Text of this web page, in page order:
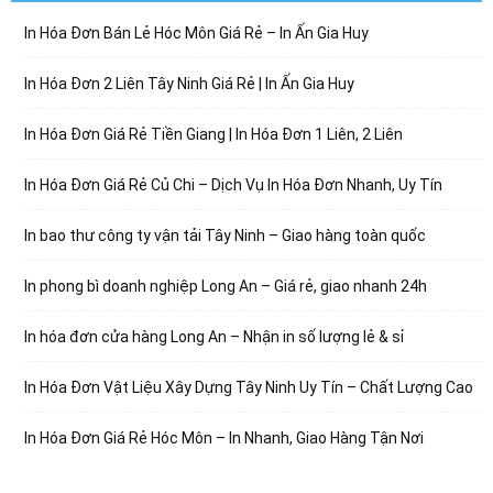
In Hóa Đơn Bán Lẻ Hóc Môn Giá Rẻ – In Ấn Gia Huy
In Hóa Đơn 2 Liên Tây Ninh Giá Rẻ | In Ấn Gia Huy
In Hóa Đơn Giá Rẻ Tiền Giang | In Hóa Đơn 1 Liên, 2 Liên
In Hóa Đơn Giá Rẻ Củ Chi – Dịch Vụ In Hóa Đơn Nhanh, Uy Tín
In bao thư công ty vận tải Tây Ninh – Giao hàng toàn quốc
In phong bì doanh nghiệp Long An – Giá rẻ, giao nhanh 24h
In hóa đơn cửa hàng Long An – Nhận in số lượng lẻ & sỉ
In Hóa Đơn Vật Liệu Xây Dựng Tây Ninh Uy Tín – Chất Lượng Cao
In Hóa Đơn Giá Rẻ Hóc Môn – In Nhanh, Giao Hàng Tận Nơi